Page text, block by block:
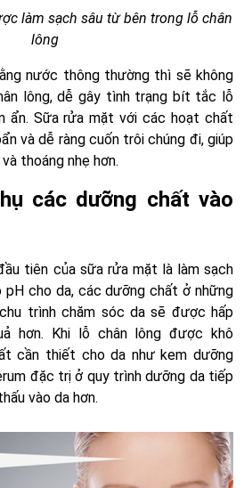
làm sạch sâu từ bên trong lỗ chân
lông
nước thông thường thì sẽ không
lông, dễ gây tình trạng bít tắc lỗ
ẩn. Sữa rửa mặt với các hoạt chất
và dễ ràng cuốn trôi chúng đi, giúp
thoáng nhẹ hơn.
các dưỡng chất vào
tiên của sữa rửa mặt là làm sạch
pH cho da, các dưỡng chất ở những
trình chăm sóc da sẽ được hấp
hơn. Khi lỗ chân lông được khô
cần thiết cho da như kem dưỡng
đặc trị ở quy trình dưỡng da tiếp
vào da hơn.